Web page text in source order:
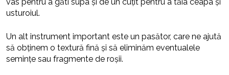
vas pentru a găti supa și de un cuțit pentru a tăia ceapa și
usturoiul.
Un alt instrument important este un pasător, care ne ajută
să obținem o textură fină și să eliminăm eventualele
semințe sau fragmente de roșii.